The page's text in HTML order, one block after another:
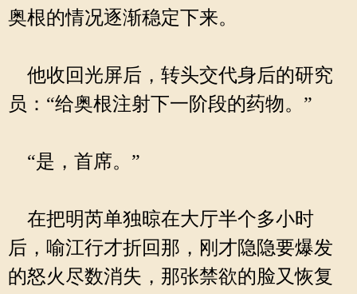
奥根的情况逐渐稳定下来。
他收回光屏后，转头交代身后的研究
员：“给奥根注射下一阶段的药物。”
“是，首席。”
在把明芮单独晾在大厅半个多小时
后，喻江行才折回那，刚才隐隐要爆发
的怒火尽数消失，那张禁欲的脸又恢复